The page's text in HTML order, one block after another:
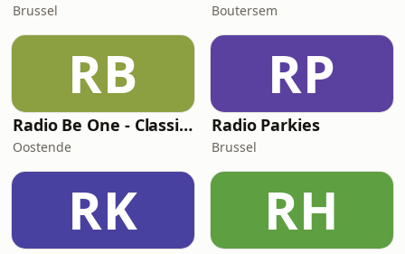
Brussel Boutersem
RB
Radio Be One - Classic Rock
Oostende
RP
Radio Parkies
Brussel
RK RH